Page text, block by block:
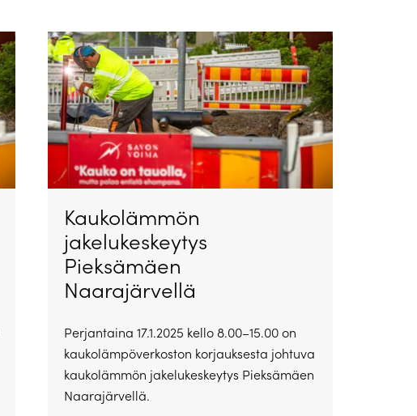
Kaukolämmön
jakelukeskeytys
Pieksämäen
Naarajärvellä
Perjantaina 17.1.2025 kello 8.00–15.00 on
kaukolämpöverkoston korjauksesta johtuva
kaukolämmön jakelukeskeytys Pieksämäen
Naarajärvellä.